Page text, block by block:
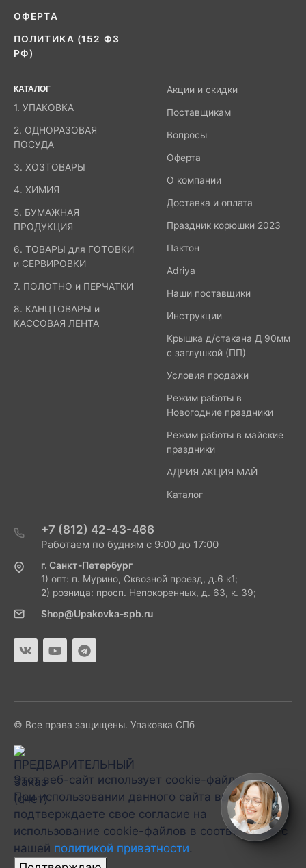
ОФЕРТА
ПОЛИТИКА (152 ФЗ
РФ)
КАТАЛОГ
1. УПАКОВКА
2. ОДНОРАЗОВАЯ
ПОСУДА
3. ХОЗТОВАРЫ
4. ХИМИЯ
5. БУМАЖНАЯ
ПРОДУКЦИЯ
6. ТОВАРЫ для ГОТОВКИ
и СЕРВИРОВКИ
7. ПОЛОТНО и ПЕРЧАТКИ
8. КАНЦТОВАРЫ и
КАССОВАЯ ЛЕНТА
Акции и скидки
Поставщикам
Вопросы
Оферта
О компании
Доставка и оплата
Праздник корюшки 2023
Пактон
Adriya
Наши поставщики
Инструкции
Крышка д/стакана Д 90мм
с заглушкой (ПП)
Условия продажи
Режим работы в
Новогодние праздники
Режим работы в майские
праздники
АДРИЯ АКЦИЯ МАЙ
Каталог
+7 (812) 42-43-466
Работаем по будням с 9:00 до 17:00
г. Санкт-Петербург
1) опт: п. Мурино, Сквозной проезд, д.6 к1;
2) розница: просп. Непокоренных, д. 63, к. 39;
Shop@Upakovka-spb.ru
© Все права защищены. Упаковка СПб
Этот веб-сайт использует cookie-файлы.
При использовании данного сайта вы
подтверждаете свое согласие на
использование cookie-файлов в соответствии с
нашей политикой приватности.